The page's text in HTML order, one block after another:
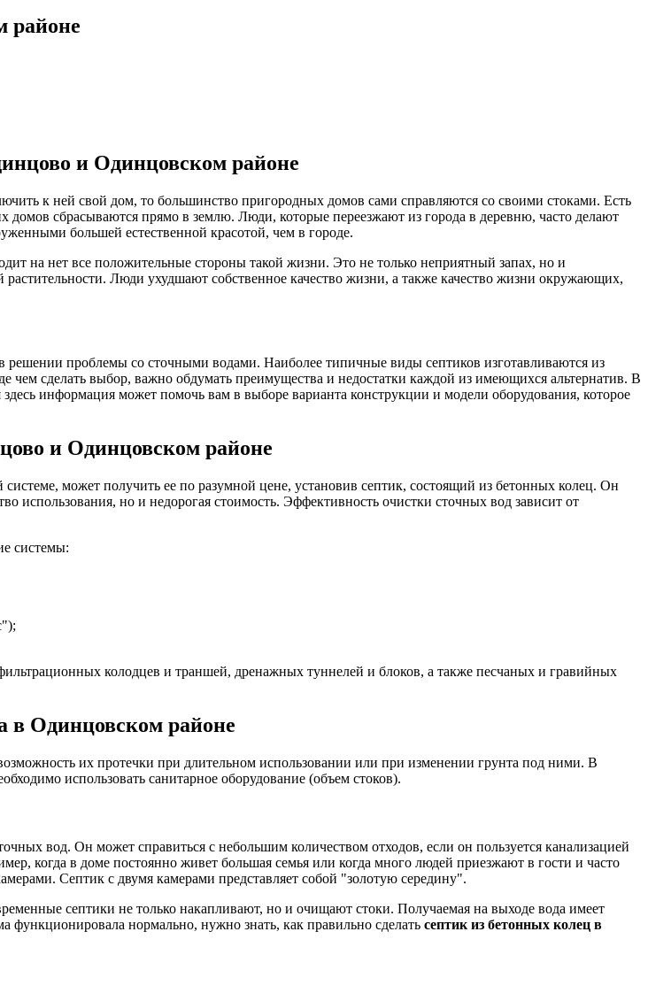
районе
и Одинцовском районе
к ней свой дом, то большинство пригородных домов сами справляются со своими стоками. Есть
сбрасываются прямо в землю. Люди, которые переезжают из города в деревню, часто делают
большей естественной красотой, чем в городе.
на нет все положительные стороны такой жизни. Это не только неприятный запах, но и
Люди ухудшают собственное качество жизни, а также качество жизни окружающих,
проблемы со сточными водами. Наиболее типичные виды септиков изготавливаются из
сделать выбор, важно обдумать преимущества и недостатки каждой из имеющихся альтернатив. В
информация может помочь вам в выборе варианта конструкции и модели оборудования, которое
и Одинцовском районе
может получить ее по разумной цене, установив септик, состоящий из бетонных колец. Он
использования, но и недорогая стоимость. Эффективность очистки сточных вод зависит от
системы:
колодцев и траншей, дренажных туннелей и блоков, а также песчаных и гравийных
в Одинцовском районе
их протечки при длительном использовании или при изменении грунта под ними. В
использовать санитарное оборудование (объем стоков).
вод. Он может справиться с небольшим количеством отходов, если он пользуется канализацией
когда в доме постоянно живет большая семья или когда много людей приезжают в гости и часто
Септик с двумя камерами представляет собой "золотую середину".
септики не только накапливают, но и очищают стоки. Получаемая на выходе вода имеет
функционировала нормально, нужно знать, как правильно сделать септик из бетонных колец в